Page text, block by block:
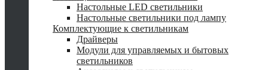
Настольные LED светильники
Настольные светильники под лампу
Комплектующие к светильникам
Драйверы
Модули для управляемых и бытовых
светильников